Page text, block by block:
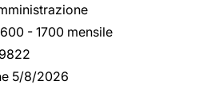
- 1700 mensile
5/8/2026